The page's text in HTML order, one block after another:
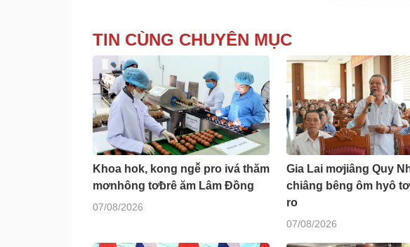
TIN CÙNG CHUYÊN MỤC
Khoa hok, kong ngê̆ pro ivá thăm
mơnhông tơƀrê ăm Lâm Đồng
07/08/2026
Gia Lai mơjiâng Quy
chiâng bêng ôm hyô
ro
07/08/2026